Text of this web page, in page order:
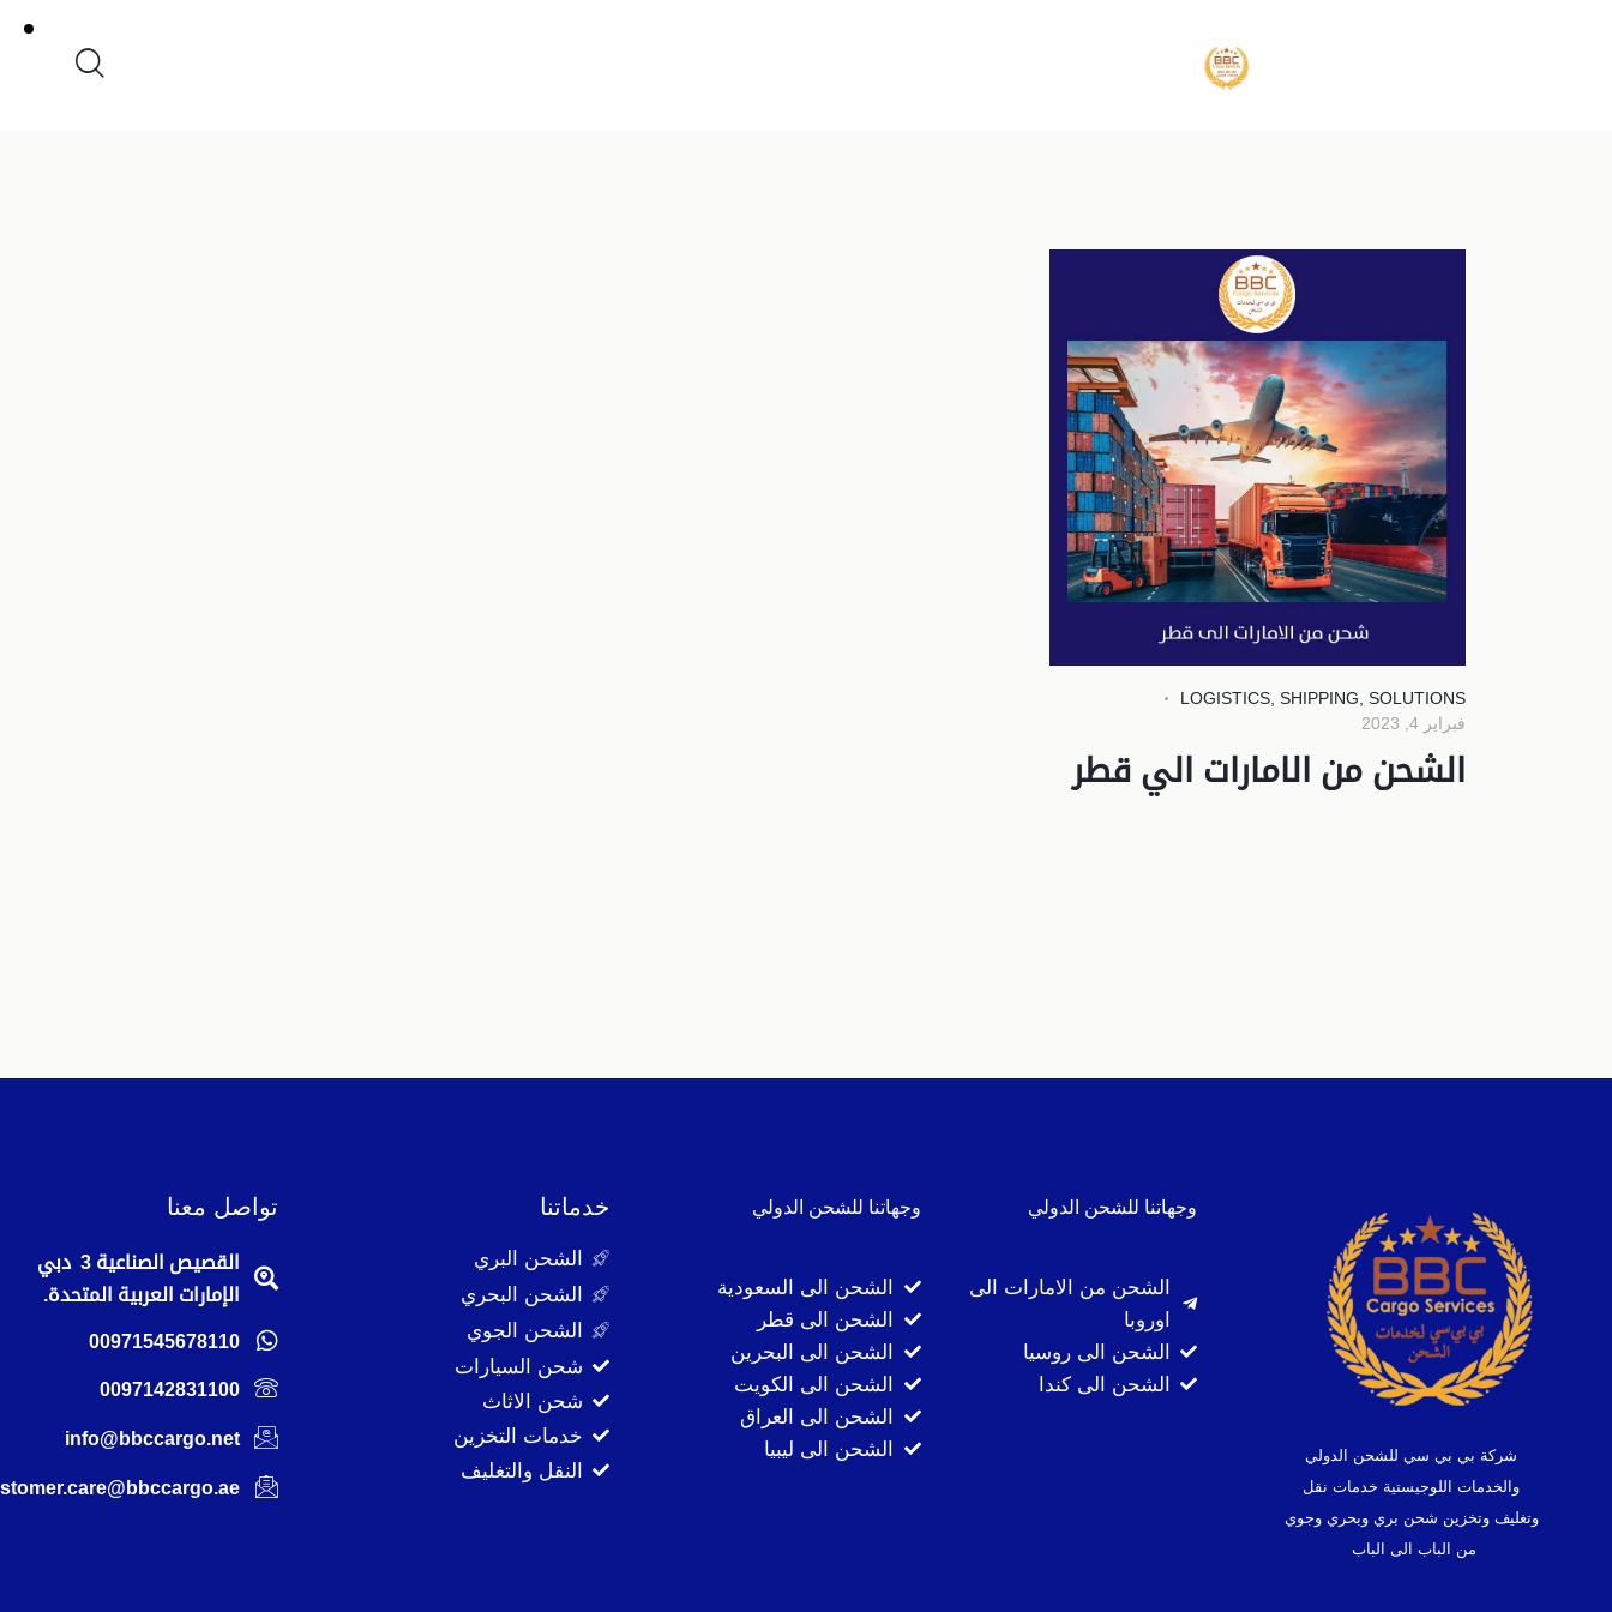
LOGISTICS SHIPPING SOLUTIONS
فبراير 4, 2023
الشحن من الامارات الي قطر
شركة بي بي سي للشحن الدولي
والخدمات اللوجيستية خدمات نقل
وتغليف وتخزين شحن بري وبحري وجوي
من الباب الى الباب
وجهاتنا للشحن الدولي
الشحن من الامارات الى
اوروبا
الشحن الى روسيا
الشحن الى كندا
وجهاتنا للشحن الدولي
الشحن الى السعودية
الشحن الى قطر
الشحن الى البحرين
الشحن الى الكويت
الشحن الى العراق
الشحن الى ليبيا
خدماتنا
الشحن البري
الشحن البحري
الشحن الجوي
شحن السيارات
شحن الاثاث
خدمات التخزين
النقل والتغليف
تواصل معنا
القصيص الصناعية 3 دبي
الإمارات العربية المتحدة.
00971545678110
0097142831100
info@bbccargo.net